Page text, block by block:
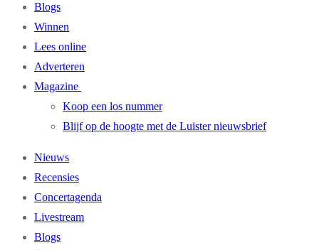
Blogs
Winnen
Lees online
Adverteren
Magazine
Koop een los nummer
Blijf op de hoogte met de Luister nieuwsbrief
Nieuws
Recensies
Concertagenda
Livestream
Blogs